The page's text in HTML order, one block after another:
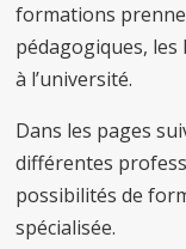
formations
pédagogiques, les
à l’université.
Dans les pages
différentes
possibilités de
spécialisée.